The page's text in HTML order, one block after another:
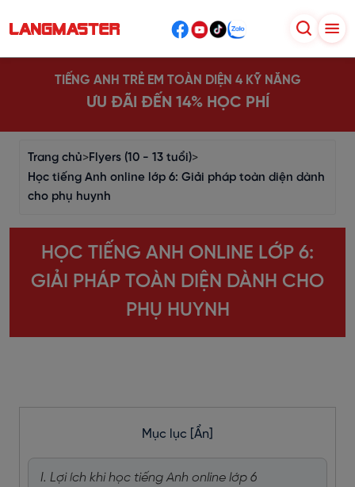
TIẾNG ANH TRẺ EM TOÀN DIỆN 4 KỸ NĂNG
ƯU ĐÃI ĐẾN 14% HỌC PHÍ
Trang chủ>Flyers (10 - 13 tuổi)>
Học tiếng Anh online lớp 6: Giải pháp toàn diện dành
cho phụ huynh
HỌC TIẾNG ANH ONLINE LỚP 6:
GIẢI PHÁP TOÀN DIỆN DÀNH CHO
PHỤ HUYNH
Mục lục [Ẩn]
I. Lợi ích khi học tiếng Anh online lớp 6